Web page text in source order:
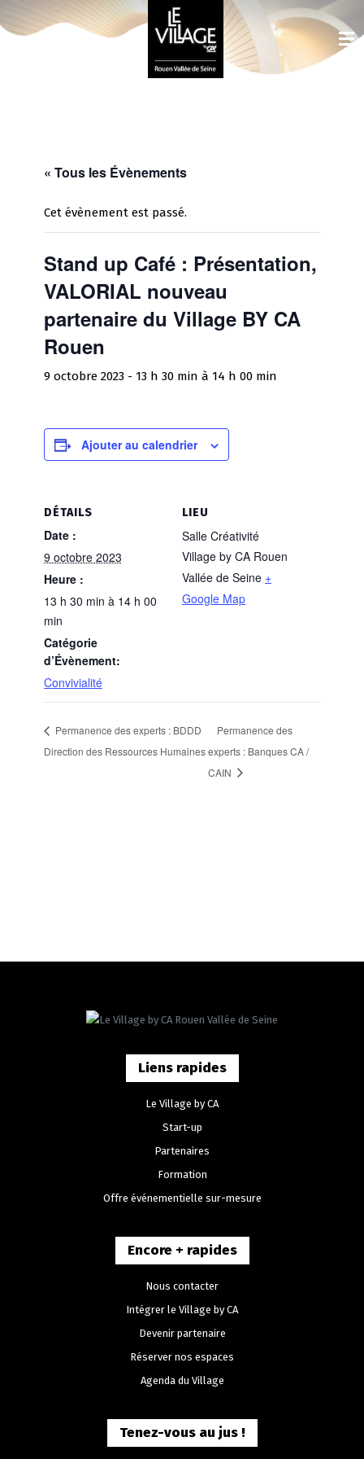
« Tous les Évènements
Cet évènement est passé.
Stand up Café : Présentation,
VALORIAL nouveau
partenaire du Village BY CA
Rouen
9 octobre 2023 - 13 h 30 min à 14 h 00 min
Ajouter au calendrier
DÉTAILS
Date :
9 octobre 2023
Heure :
13 h 30 min à 14 h 00
min
Catégorie
d’Évènement:
Convivialité
LIEU
Salle Créativité
Village by CA Rouen
Vallée de Seine +
Google Map
Permanence des experts : BDDD
Direction des Ressources Humaines
Permanence des
experts : Banques CA /
CAIN
Liens rapides
Le Village by CA
Start-up
Partenaires
Formation
Offre événementielle sur-mesure
Encore + rapides
Nous contacter
Intégrer le Village by CA
Devenir partenaire
Réserver nos espaces
Agenda du Village
Tenez-vous au jus !